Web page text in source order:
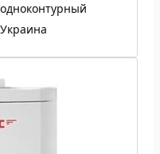
одноконтурный
Украина